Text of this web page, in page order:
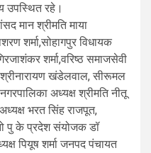
उपस्थित रहे।
मान श्रीमति माया
शर्मा,सोहागपुर विधायक
शर्मा,वरिष्ठ समाजसेवी
खंडेलवाल, सीरूमल
अध्यक्ष श्रीमति नीतू
भरत सिंह राजपूत,
पु के प्रदेश संयोजक डॉ
पियूष शर्मा जनपद पंचायत